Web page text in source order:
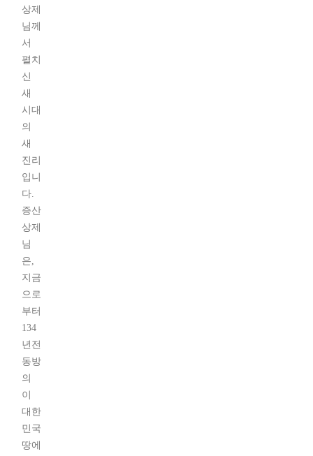
상제
님께
서
펼치
신
새
시대
의
새
진리
입니
다.
증산
상제
님
은,
지금
으로
부터
134
년전
동방
의
이
대한
민국
땅에